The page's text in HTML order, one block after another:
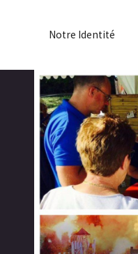
Notre Identité